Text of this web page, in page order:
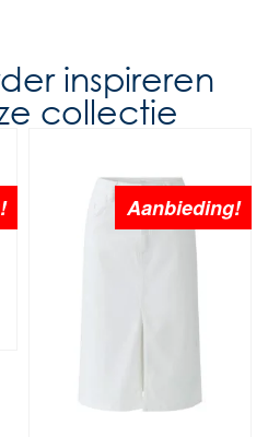
inspireren
collectie
Aanbieding!